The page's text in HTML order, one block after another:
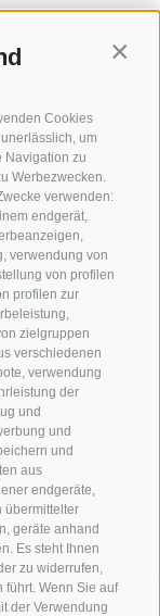
Cookies
um
Navigation zu
Werbezwecken.
verwenden:
endgerät,
verwendung von
von profilen
profilen zur
zielgruppen
verschiedenen
verwendung
der
und
und
und
aus
endgeräte,
übermittelter
geräte anhand
Es steht Ihnen
zu widerrufen,
Wenn Sie auf
der Verwendung